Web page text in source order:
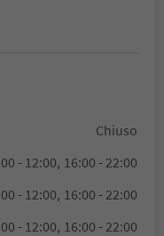
Chiuso
- 12:00, 16:00 - 22:00
- 12:00, 16:00 - 22:00
- 12:00, 16:00 - 22:00